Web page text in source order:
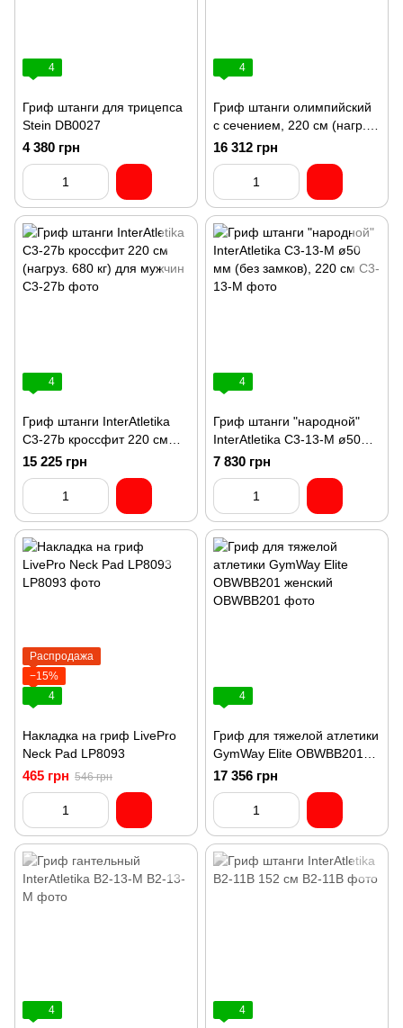
4
Гриф штанги для трицепса
Stein DB0027
4 380 грн
4
Гриф штанги олимпийский
с сечением, 220 см (нагр.
600 кг) с замками
InterAtletika C3-26-M
16 312 грн
4
Гриф штанги InterAtletika
C3-27b кроссфит 220 см
(нагруз. 680 кг) для мужчин
15 225 грн
4
Гриф штанги "народной"
InterAtletika C3-13-M ø50
мм (без замков), 220 см
7 830 грн
Распродажа
−15%
4
Накладка на гриф LivePro
Neck Pad LP8093
465 грн 546 грн
4
Гриф для тяжелой атлетики
GymWay Elite OBWBB201
женский
17 356 грн
4 4